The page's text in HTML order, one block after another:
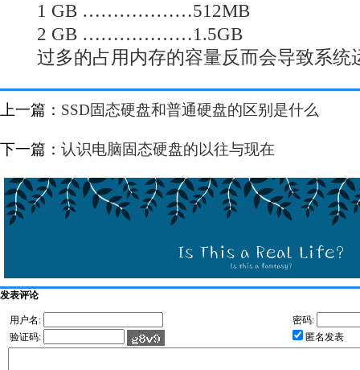
1 GB ………………512MB
2 GB ………………1.5GB
过多的占用内存的容量反而会导致系统
上一篇： SSD固态硬盘和普通硬盘的区别是什么
下一篇： 认识电脑固态硬盘的以往与现在
发表评论
用户名:
密码:
验证码:
匿名发表